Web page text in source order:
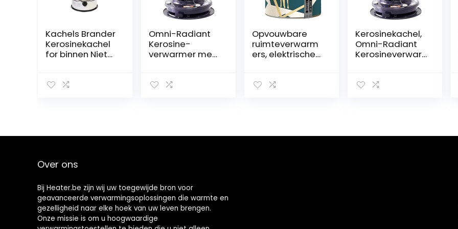
Kachels Brander
Kerosinekachel
for binnen Niet-
er
Omni-Radiant
Kerosine-
verwarmer met
binnen en
zuigoliepijp,
Opvouwbare
ruimteverwarm
ers, elektrische
thermostaat
kantelbare hoek
Kerosinekachel,
Omni-Radiant
Kerosineverwar
zuigoliepijp,
Indoor
Over ons
Bij Heater.be zijn wij uw toegewijde bron voor
geavanceerde verwarmingsoplossingen die warmte en
gezelligheid naar elke hoek van uw leven brengen.
Onze missie is om u hoogwaardige